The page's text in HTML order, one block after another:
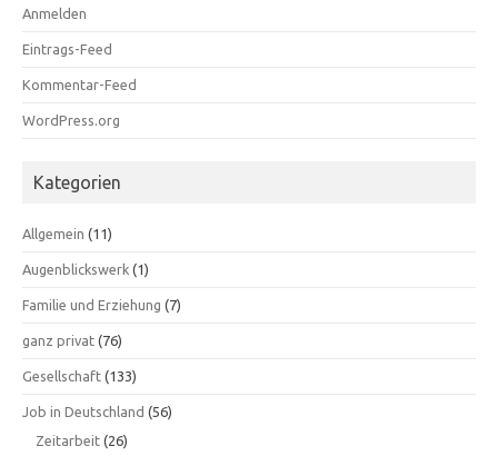
Anmelden
Eintrags-Feed
Kommentar-Feed
WordPress.org
Kategorien
Allgemein (11)
Augenblickswerk (1)
Familie und Erziehung (7)
ganz privat (76)
Gesellschaft (133)
Job in Deutschland (56)
Zeitarbeit (26)